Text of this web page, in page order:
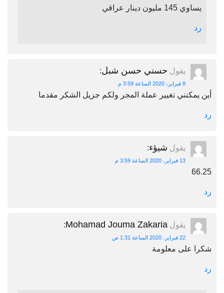
يساوي 145 مليون دينار عراقي
رد
يقول حسني حسن شبل:
8 فبراير، 2020 الساعة 3:59 م
أين يمكنني تغيير عملة المجر ولكم جزيل الشكر مقدما
رد
يقول شيؤء:
13 فبراير، 2020 الساعة 3:59 م
66.25
رد
يقول Mohamad Jouma Zakaria
:
22 فبراير، 2020 الساعة 1:31 ص
شكرا على معلومة
رد